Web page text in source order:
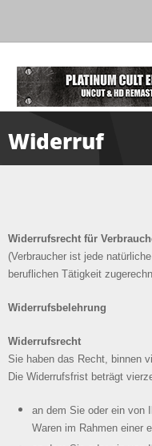
Widerruf
Widerrufsrecht für
(Verbraucher ist jede
beruflichen Tätigkeit
Widerrufsbelehrung
Widerrufsrecht
Sie haben das Recht, binnen
Die Widerrufsfrist beträgt
an dem Sie oder ein von
Waren im Rahmen einer